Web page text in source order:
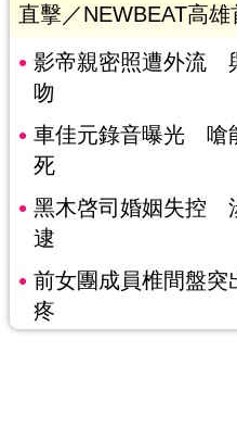
直擊／NEWBEAT高
影帝親密照遭外流
吻
車佳元錄音曝光 嗆
死
黑木啓司婚姻失控
逮
前女團成員椎間盤
疼